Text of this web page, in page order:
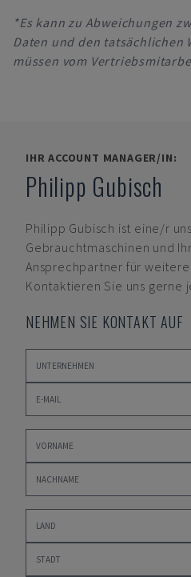
*Es kann zu Abweichungen
Daten und den tatsächlichen
müssen vom
IHR ACCOUNT MANAGER/IN:
Philipp Gubisch
Philipp Gubisch ist eine/r
Gebrauchtmaschinen und
Ansprechpartner für weitere
Kontaktieren Sie uns gerne
NEHMEN SIE KONTAKT AUF